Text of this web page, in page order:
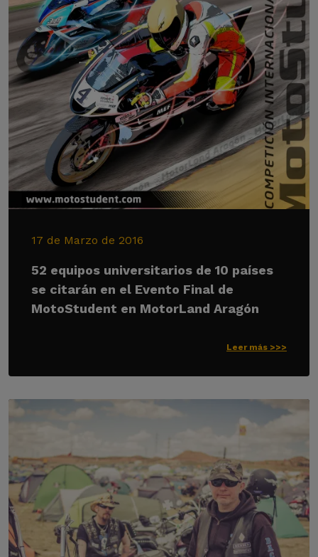
17 de Marzo de 2016
52 equipos universitarios de 10 países
se citarán en el Evento Final de
MotoStudent en MotorLand Aragón
Leer más >>>